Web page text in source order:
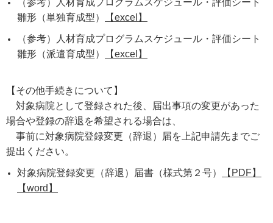
雛形（単独育成型）
【excel】
（参考）人材育成プログラムスケジュール・評価シート
雛形（派遣育成型）
【excel】
【その他手続きについて】
対象病院として登録された後、届出事項の変更があった
場合や登録の辞退を希望される場合は、
事前に対象病院登録変更（辞退）届を上記申請先までご
提出ください。
対象病院登録変更（辞退）届書（様式第２号）
【PDF】
【word】​